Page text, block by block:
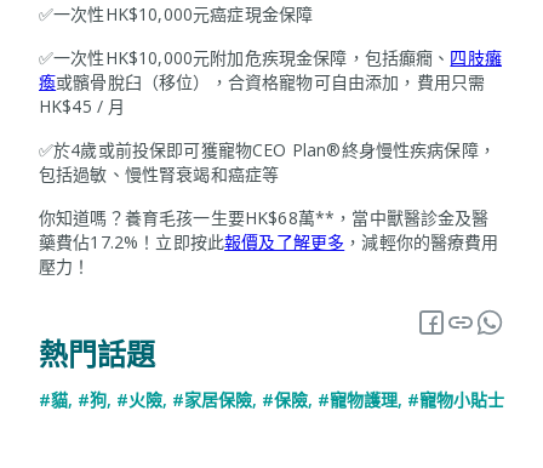
✅一次性HK$10,000元癌症現金保障
✅一次性HK$10,000元附加危疾現金保障，包括癲癇、 四肢癱
瘓或髕骨脫臼（移位），合資格寵物可自由添加，費用只需
HK$45 / 月
✅於4歲或前投保即可獲寵物CEO Plan®終身慢性疾病保障，
包括過敏、慢性腎衰竭和癌症等
你知道嗎？養育毛孩一生要HK$68萬**，當中獸醫診金及醫
藥費佔17.2%！立即按此報價及了解更多 ，減輕你的醫療費用
壓力！
熱門話題
#貓, #狗, #火險, #家居保險, #保險, #寵物護理, #寵物小貼士